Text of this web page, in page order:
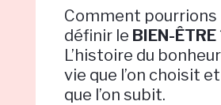
Comment pourrions
définir le BIEN-ÊTRE
L’histoire du
vie que l’on choisit
que l’on subit.